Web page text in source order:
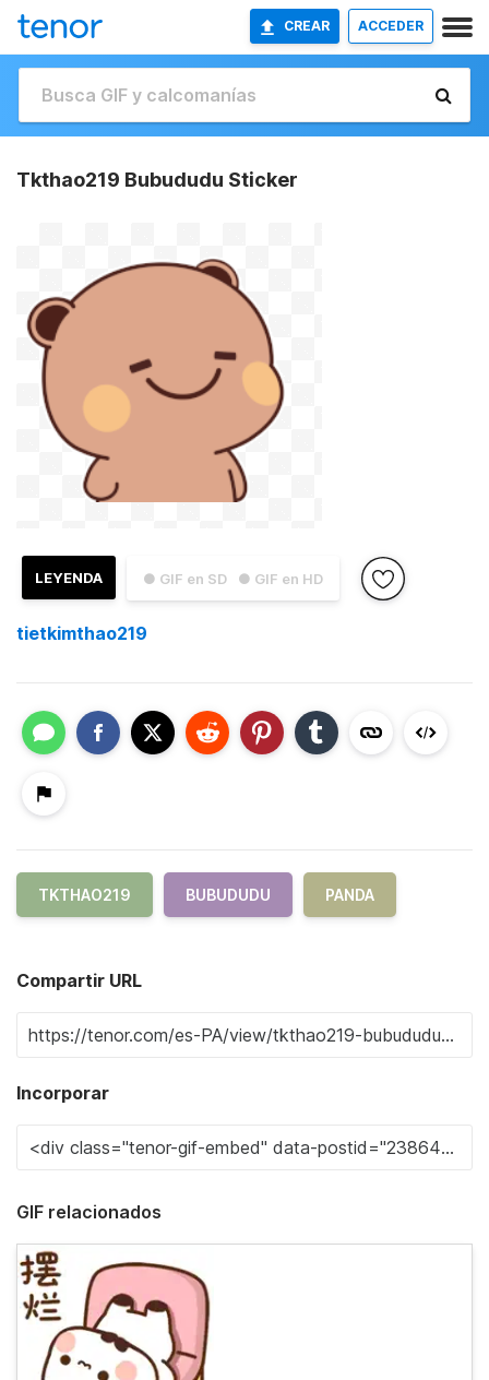
CREAR ACCEDER
Tkthao219 Bubududu Sticker
● GIF en SD ● GIF en HD
LEYENDA
tietkimthao219
TKTHAO219 BUBUDUDU PANDA
Compartir URL
Incorporar
GIF relacionados